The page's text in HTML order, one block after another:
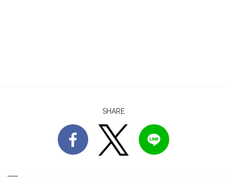
SHARE